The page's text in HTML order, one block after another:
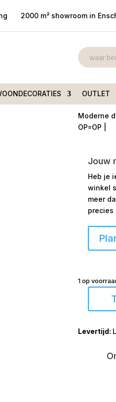
2000 m² showroom in
OUTLET
grijs
€
Moderne
OP=OP |
Jouw
Heb je
winkel
meer
precies
1 op